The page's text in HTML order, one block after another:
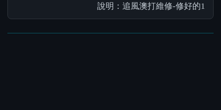
說明：追風澳打維修-修好的1